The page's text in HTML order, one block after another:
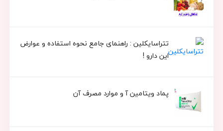
تتراسایکلین : راهنمای جامع نحوه استفاده و عوارض
این دارو !
پماد ویتامین آ و موارد مصرف آن